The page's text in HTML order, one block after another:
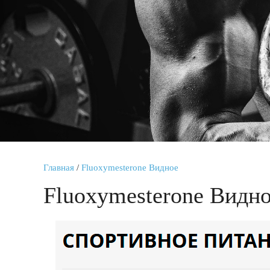
Главная / Fluoxymesterone Видное
Fluoxymesterone